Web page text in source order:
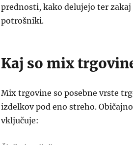
prednosti, kako delujejo ter
potrošniki.
Kaj so mix
Mix trgovine so posebne vrste
izdelkov pod eno streho.
vključuje: